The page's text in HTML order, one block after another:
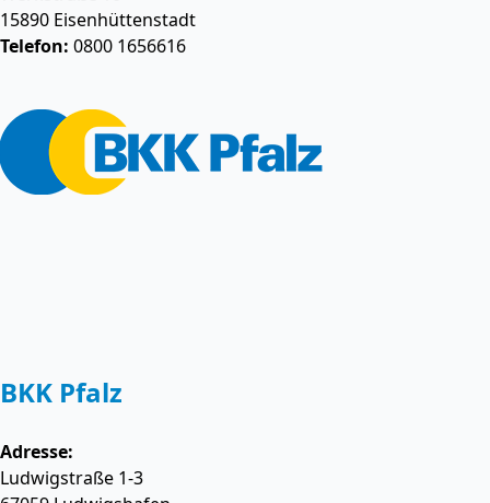
15890 Eisenhüttenstadt
Telefon: 0800 1656616
BKK Pfalz
Adresse:
Ludwigstraße 1-3